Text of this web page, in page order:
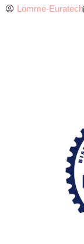
Lomme-Euratech